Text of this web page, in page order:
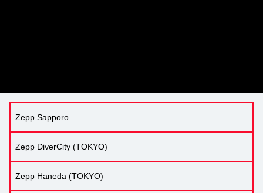
Zepp Sapporo
Zepp DiverCity (TOKYO)
Zepp Haneda (TOKYO)